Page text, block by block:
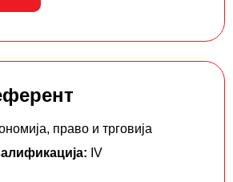
право и трговија
IV